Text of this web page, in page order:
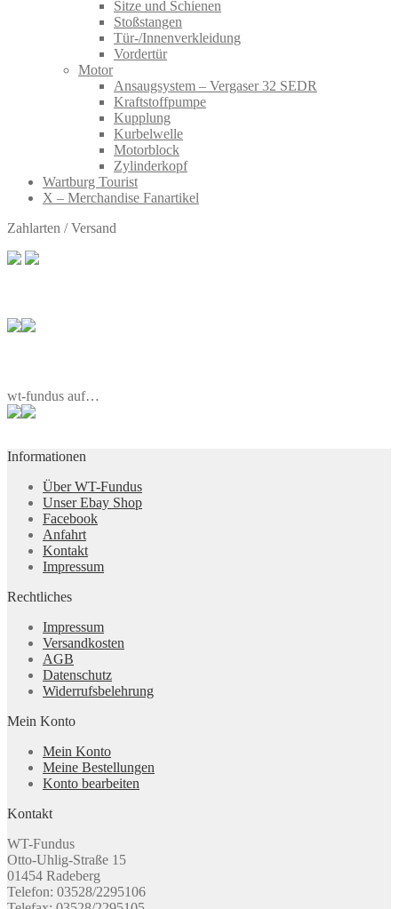
Sitze und Schienen
Stoßstangen
Tür-/Innenverkleidung
Vordertür
Motor
Ansaugsystem – Vergaser 32 SEDR
Kraftstoffpumpe
Kupplung
Kurbelwelle
Motorblock
Zylinderkopf
Wartburg Tourist
X – Merchandise Fanartikel
Zahlarten / Versand
wt-fundus auf…
Informationen
Über WT-Fundus
Unser Ebay Shop
Facebook
Anfahrt
Kontakt
Impressum
Rechtliches
Impressum
Versandkosten
AGB
Datenschutz
Widerrufsbelehrung
Mein Konto
Mein Konto
Meine Bestellungen
Konto bearbeiten
Kontakt
WT-Fundus
Otto-Uhlig-Straße 15
01454 Radeberg
Telefon: 03528/2295106